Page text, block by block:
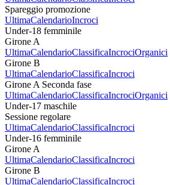
Spareggio promozione
UltimaCalendarioIncroci
Under-18 femminile
Girone A
UltimaCalendarioClassificaIncrociOrganici
Girone B
UltimaCalendarioClassificaIncroci
Girone A Seconda fase
UltimaCalendarioClassificaIncrociOrganici
Under-17 maschile
Sessione regolare
UltimaCalendarioClassificaIncroci
Under-16 femminile
Girone A
UltimaCalendarioClassificaIncroci
Girone B
UltimaCalendarioClassificaIncroci